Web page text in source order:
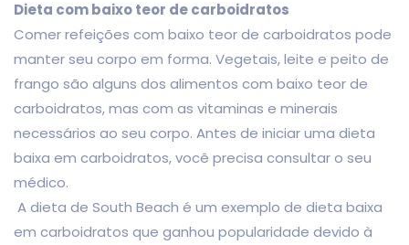
Dieta com baixo teor de carboidratos
Comer refeições com baixo teor de carboidratos pode
manter seu corpo em forma. Vegetais, leite e peito de
frango são alguns dos alimentos com baixo teor de
carboidratos, mas com as vitaminas e minerais
necessários ao seu corpo. Antes de iniciar uma dieta
baixa em carboidratos, você precisa consultar o seu
médico.
A dieta de South Beach é um exemplo de dieta baixa
em carboidratos que ganhou popularidade devido à